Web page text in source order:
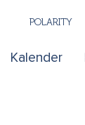
Kalender
POLARITY